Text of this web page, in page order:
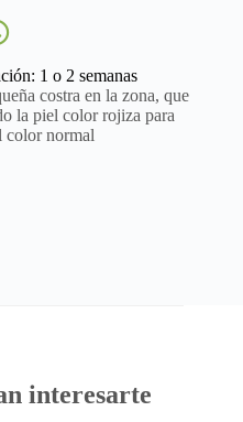
1 o 2 semanas
costra en la zona, que
la piel color rojiza para
color normal
interesarte